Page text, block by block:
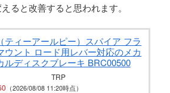
ると改善すると思われます。
ティーアールピー）スパイア フラ
ウント ロード用レバー対応のメカ
ルディスクブレーキ BRC00500
TRP
（2026/08/08 11:20時点）